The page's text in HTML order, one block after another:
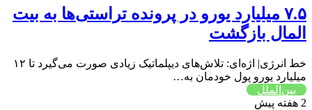
۷.۵ میلیارد یورو در پرونده تراستی‌ها به بیت
المال بازگشت
خط انرژی| اژه‌ای: تلاش‌های دیپلماتیک زیادی صورت می‌گیرد تا ۱۲
میلیارد یورو پول خودمان به…
بین‌الملل
2 هفته پیش